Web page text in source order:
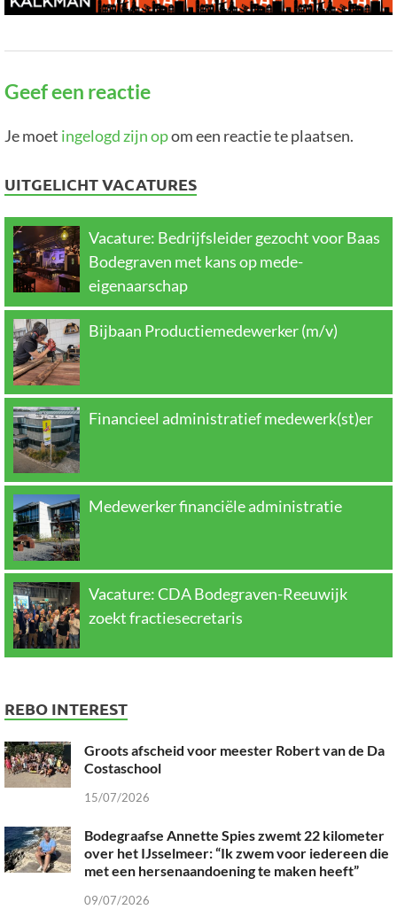
Geef een reactie
Je moet ingelogd zijn opom een reactie te plaatsen.
UITGELICHT VACATURES
Vacature: Bedrijfsleider gezocht voor Baas
Bodegraven met kans op mede-
eigenaarschap
Bijbaan Productiemedewerker (m/v)
Financieel administratief medewerk(st)er
Medewerker financiële administratie
Vacature: CDA Bodegraven-Reeuwijk
zoekt fractiesecretaris
REBO INTEREST
Groots afscheid voor meester Robert van de Da
Costaschool
15/07/2026
Bodegraafse Annette Spies zwemt 22 kilometer
over het IJsselmeer: “Ik zwem voor iedereen die
met een hersenaandoening te maken heeft”
09/07/2026